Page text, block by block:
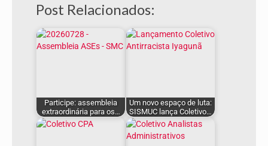
Post Relacionados:
Participe: assembleia
extraordinária para os…
Um novo espaço de luta:
SISMUC lança Coletivo…